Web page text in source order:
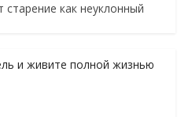
как неуклонный
и живите полной жизнью